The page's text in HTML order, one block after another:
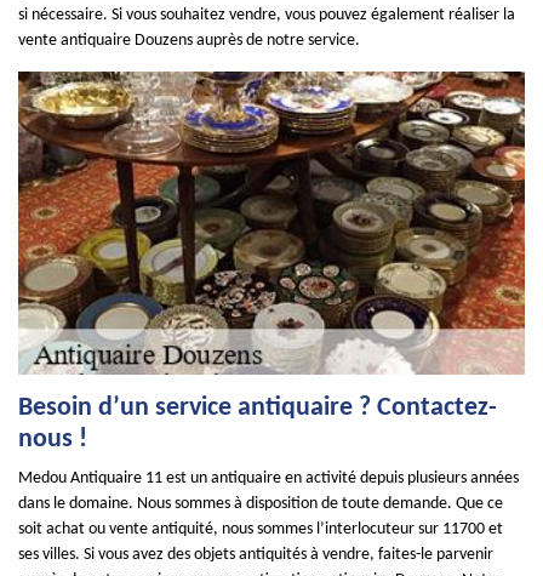
si nécessaire. Si vous souhaitez vendre, vous pouvez également réaliser la
vente antiquaire Douzens auprès de notre service.
Besoin d’un service antiquaire ? Contactez-
nous !
Medou Antiquaire 11 est un antiquaire en activité depuis plusieurs années
dans le domaine. Nous sommes à disposition de toute demande. Que ce
soit achat ou vente antiquité, nous sommes l’interlocuteur sur 11700 et
ses villes. Si vous avez des objets antiquités à vendre, faites-le parvenir